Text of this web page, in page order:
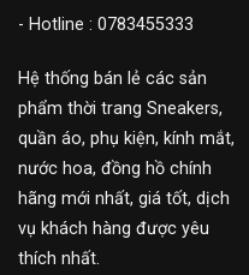
- Hotline : 0783455333
Hệ thống bán lẻ các sản
phẩm thời trang Sneakers,
quần áo, phụ kiện, kính mắt,
nước hoa, đồng hồ chính
hãng mới nhất, giá tốt, dịch
vụ khách hàng được yêu
thích nhất.